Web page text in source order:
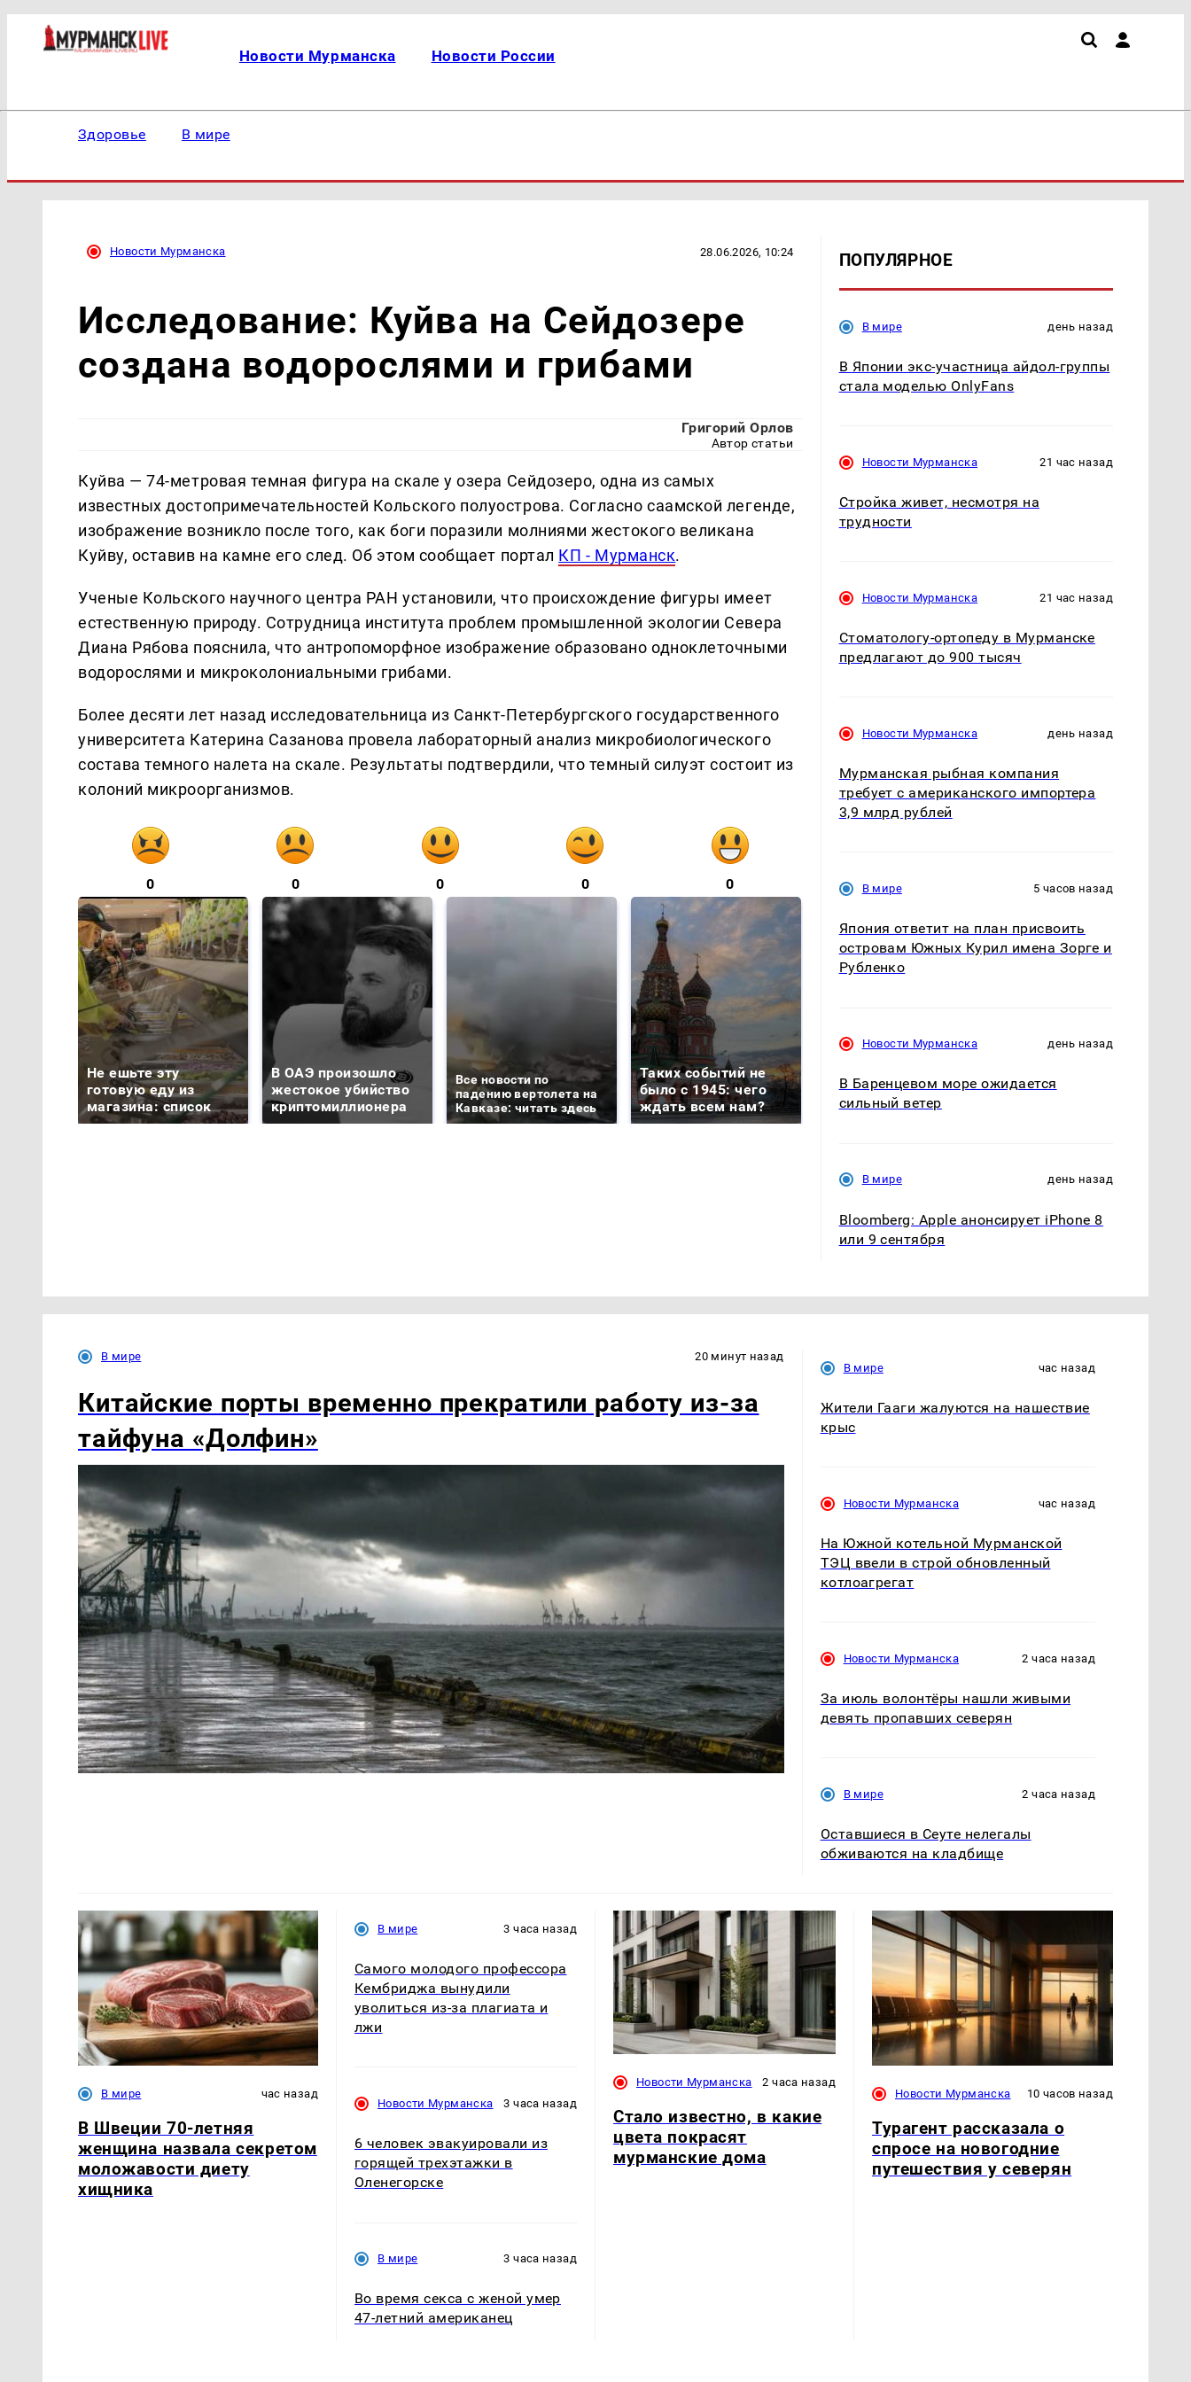
Новости Мурманска Новости России
Здоровье В мире
Новости Мурманска 28.06.2026, 10:24
Исследование: Куйва на Сейдозере
создана водорослями и грибами
Григорий Орлов
Автор статьи
Куйва — 74-метровая темная фигура на скале у озера Сейдозеро, одна из самых
известных достопримечательностей Кольского полуострова. Согласно саамской легенде,
изображение возникло после того, как боги поразили молниями жестокого великана
Куйву, оставив на камне его след. Об этом сообщает портал КП - Мурманск.
Ученые Кольского научного центра РАН установили, что происхождение фигуры имеет
естественную природу. Сотрудница института проблем промышленной экологии Севера
Диана Рябова пояснила, что антропоморфное изображение образовано одноклеточными
водорослями и микроколониальными грибами.
Более десяти лет назад исследовательница из Санкт-Петербургского государственного
университета Катерина Сазанова провела лабораторный анализ микробиологического
состава темного налета на скале. Результаты подтвердили, что темный силуэт состоит из
колоний микроорганизмов.
0 0 0 0 0
Не ешьте эту
готовую еду из
магазина: список
В ОАЭ произошло
жестокое убийство
криптомиллионера
Все новости по
падению вертолета на
Кавказе: читать здесь
Таких событий не
было с 1945: чего
ждать всем нам?
В магазинах России
ажиотаж из-за этого
продукта: что купить?
машину напали и
ПОПУЛЯРНОЕ
В мире день назад
В Японии экс-участница айдол-группы
стала моделью OnlyFans
Новости Мурманска 21 час назад
Стройка живет, несмотря на
трудности
Новости Мурманска 21 час назад
Стоматологу-ортопеду в Мурманске
предлагают до 900 тысяч
Новости Мурманска день назад
Мурманская рыбная компания
требует с американского импортера
3,9 млрд рублей
В мире 5 часов назад
Япония ответит на план присвоить
островам Южных Курил имена Зорге и
Рубленко
Новости Мурманска день назад
В Баренцевом море ожидается
сильный ветер
В мире день назад
Bloomberg: Apple анонсирует iPhone 8
или 9 сентября
В мире 20 минут назад
Китайские порты временно прекратили работу из-за
тайфуна «Долфин»
В мире час назад
Жители Гааги жалуются на нашествие
крыс
Новости Мурманска час назад
На Южной котельной Мурманской
ТЭЦ ввели в строй обновленный
котлоагрегат
Новости Мурманска 2 часа назад
За июль волонтёры нашли живыми
девять пропавших северян
В мире 2 часа назад
Оставшиеся в Сеуте нелегалы
обживаются на кладбище
В мире час назад
В Швеции 70-летняя
женщина назвала секретом
моложавости диету
хищника
В мире 3 часа назад
Самого молодого профессора
Кембриджа вынудили
уволиться из-за плагиата и
лжи
Новости Мурманска 3 часа назад
6 человек эвакуировали из
горящей трехэтажки в
Оленегорске
В мире 3 часа назад
Во время секса с женой умер
47-летний американец
Новости Мурманска 2 часа назад
Стало известно, в какие
цвета покрасят
мурманские дома
Новости Мурманска 10 часов назад
Турагент рассказала о
спросе на новогодние
путешествия у северян